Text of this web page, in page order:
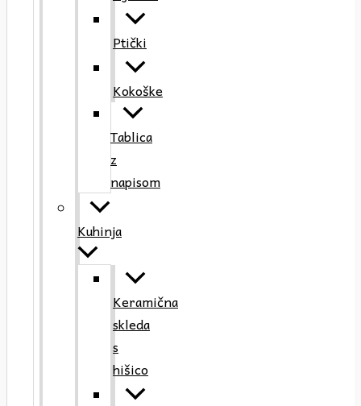
Ptički
Kokoške
Tablica
z
napisom
Kuhinja
Keramična
skleda
s
hišico